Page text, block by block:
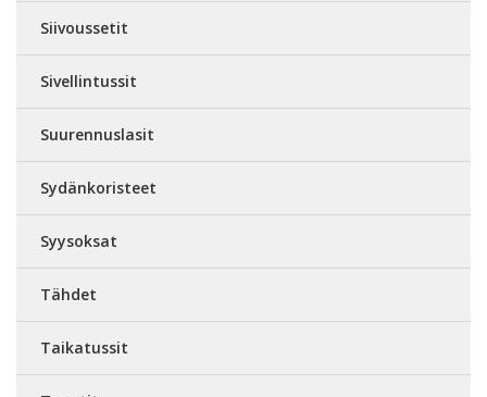
Siivoussetit
Sivellintussit
Suurennuslasit
Sydänkoristeet
Syysoksat
Tähdet
Taikatussit